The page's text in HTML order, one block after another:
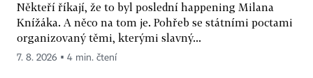
Někteří říkají, že to byl poslední happening Milana
Knížáka. A něco na tom je. Pohřeb se státními poctami
organizovaný těmi, kterými slavný...
7. 8. 2026 ▪ 4 min. čtení